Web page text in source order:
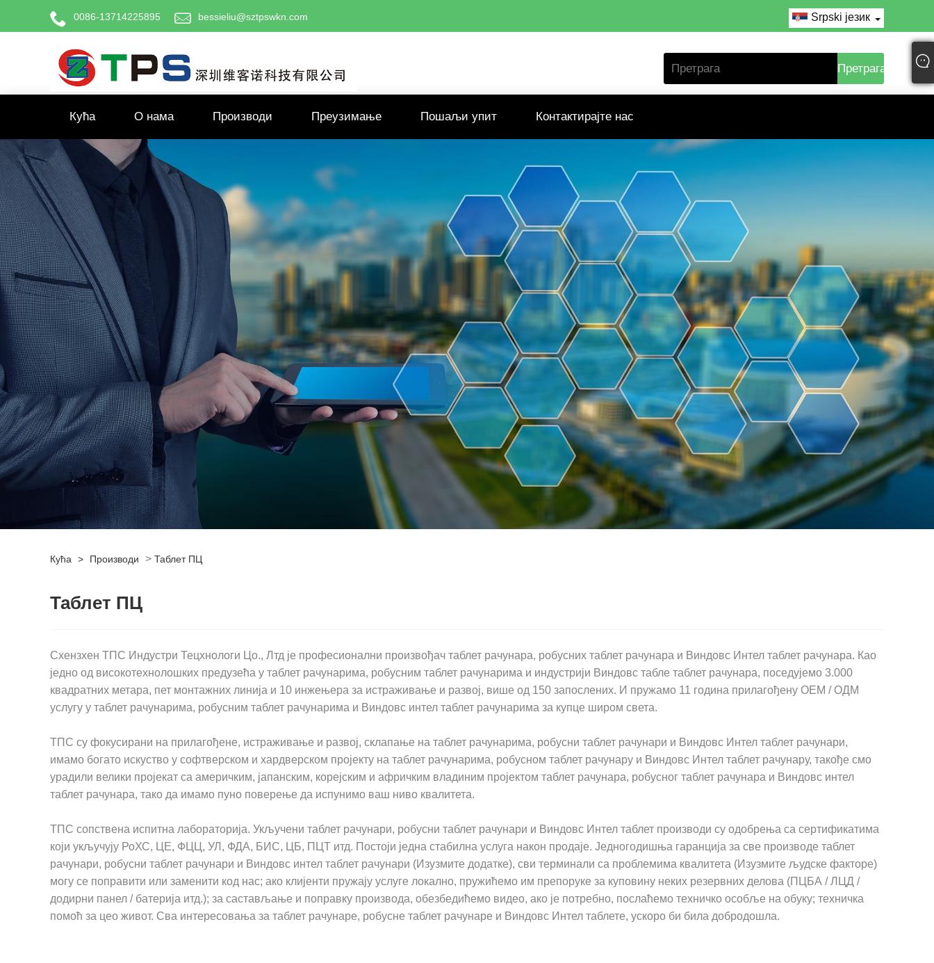
0086-13714225895 bessieliu@sztpswkn.com Srpski језик
Кућа О нама Производи Преузимање Пошаљи упит Контактирајте нас
Кућа > Производи > Таблет ПЦ
Таблет ПЦ
Схензхен ТПС Индустри Тецхнологи Цо., Лтд је професионални произвођач таблет рачунара, робусних таблет рачунара и Виндовс Интел таблет рачунара. Као
једно од високотехнолошких предузећа у таблет рачунарима, робусним таблет рачунарима и индустрији Виндовс табле таблет рачунара, поседујемо 3.000
квадратних метара, пет монтажних линија и 10 инжењера за истраживање и развој, више од 150 запослених. И пружамо 11 година прилагођену ОЕМ / ОДМ
услугу у таблет рачунарима, робусним таблет рачунарима и Виндовс интел таблет рачунарима за купце широм света.
ТПС су фокусирани на прилагођене, истраживање и развој, склапање на таблет рачунарима, робусни таблет рачунари и Виндовс Интел таблет рачунари,
имамо богато искуство у софтверском и хардверском пројекту на таблет рачунарима, робусном таблет рачунару и Виндовс Интел таблет рачунару, такође смо
урадили велики пројекат са америчким, јапанским, корејским и афричким владиним пројектом таблет рачунара, робусног таблет рачунара и Виндовс интел
таблет рачунара, тако да имамо пуно поверење да испунимо ваш ниво квалитета.
ТПС сопствена испитна лабораторија. Укључени таблет рачунари, робусни таблет рачунари и Виндовс Интел таблет производи су одобрења са сертификатима
који укључују РоХС, ЦЕ, ФЦЦ, УЛ, ФДА, БИС, ЦБ, ПЦТ итд. Постоји једна стабилна услуга након продаје. Једногодишња гаранција за све производе таблет
рачунари, робусни таблет рачунари и Виндовс интел таблет рачунари (Изузмите додатке), сви терминали са проблемима квалитета (Изузмите људске факторе)
могу се поправити или заменити код нас; ако клијенти пружају услуге локално, пружићемо им препоруке за куповину неких резервних делова (ПЦБА / ЛЦД /
додирни панел / батерија итд.); за састављање и поправку производа, обезбедићемо видео, ако је потребно, послаћемо техничко особље на обуку; техничка
помоћ за цео живот. Сва интересовања за таблет рачунаре, робусне таблет рачунаре и Виндовс Интел таблете, ускоро би била добродошла.